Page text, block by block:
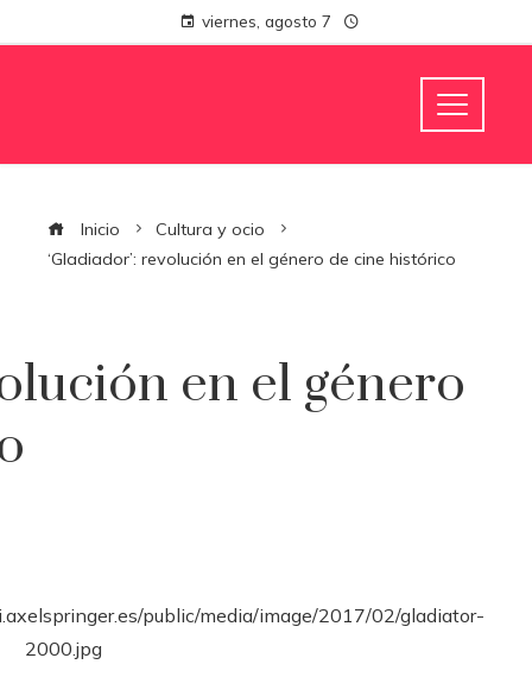
viernes, agosto 7
Inicio
Cultura y ocio
‘Gladiador’: revolución en el género de cine histórico
en el género